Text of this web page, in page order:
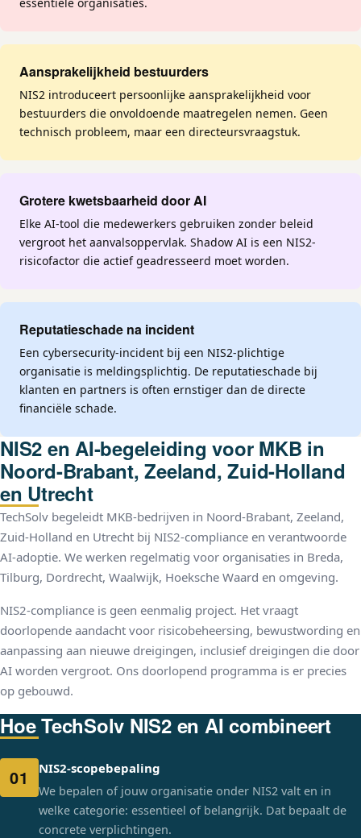
Aansprakelijkheid bestuurders
NIS2 introduceert persoonlijke aansprakelijkheid voor
bestuurders die onvoldoende maatregelen nemen. Geen
technisch probleem, maar een directeursvraagstuk.
Grotere kwetsbaarheid door AI
Elke AI-tool die medewerkers gebruiken zonder beleid
vergroot het aanvalsoppervlak. Shadow AI is een NIS2-
risicofactor die actief geadresseerd moet worden.
Reputatieschade na incident
Een cybersecurity-incident bij een NIS2-plichtige
organisatie is meldingsplichtig. De reputatieschade bij
klanten en partners is often ernstiger dan de directe
financiële schade.
NIS2 en AI-begeleiding voor MKB in
Noord-Brabant, Zeeland, Zuid-Holland
en Utrecht
TechSolv begeleidt MKB-bedrijven in Noord-Brabant, Zeeland,
Zuid-Holland en Utrecht bij NIS2-compliance en verantwoorde
AI-adoptie. We werken regelmatig voor organisaties in Breda,
Tilburg, Dordrecht, Waalwijk, Hoeksche Waard en omgeving.
NIS2-compliance is geen eenmalig project. Het vraagt
doorlopende aandacht voor risicobeheersing, bewustwording en
aanpassing aan nieuwe dreigingen, inclusief dreigingen die door
AI worden vergroot. Ons doorlopend programma is er precies
op gebouwd.
Hoe TechSolv NIS2 en AI combineert
01 NIS2-scopebepaling
We bepalen of jouw organisatie onder NIS2 valt en in
welke categorie: essentieel of belangrijk. Dat bepaalt de
concrete verplichtingen.